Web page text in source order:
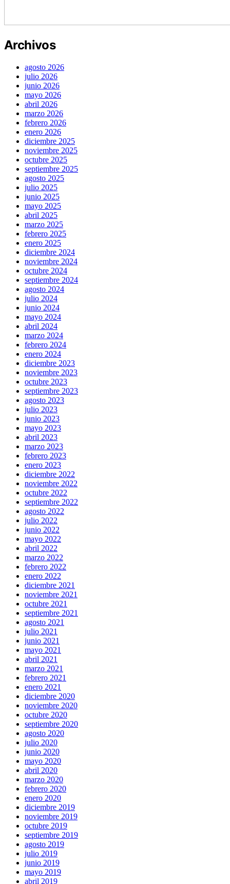
Archivos
agosto 2026
julio 2026
junio 2026
mayo 2026
abril 2026
marzo 2026
febrero 2026
enero 2026
diciembre 2025
noviembre 2025
octubre 2025
septiembre 2025
agosto 2025
julio 2025
junio 2025
mayo 2025
abril 2025
marzo 2025
febrero 2025
enero 2025
diciembre 2024
noviembre 2024
octubre 2024
septiembre 2024
agosto 2024
julio 2024
junio 2024
mayo 2024
abril 2024
marzo 2024
febrero 2024
enero 2024
diciembre 2023
noviembre 2023
octubre 2023
septiembre 2023
agosto 2023
julio 2023
junio 2023
mayo 2023
abril 2023
marzo 2023
febrero 2023
enero 2023
diciembre 2022
noviembre 2022
octubre 2022
septiembre 2022
agosto 2022
julio 2022
junio 2022
mayo 2022
abril 2022
marzo 2022
febrero 2022
enero 2022
diciembre 2021
noviembre 2021
octubre 2021
septiembre 2021
agosto 2021
julio 2021
junio 2021
mayo 2021
abril 2021
marzo 2021
febrero 2021
enero 2021
diciembre 2020
noviembre 2020
octubre 2020
septiembre 2020
agosto 2020
julio 2020
junio 2020
mayo 2020
abril 2020
marzo 2020
febrero 2020
enero 2020
diciembre 2019
noviembre 2019
octubre 2019
septiembre 2019
agosto 2019
julio 2019
junio 2019
mayo 2019
abril 2019